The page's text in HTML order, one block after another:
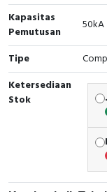
Contact Block
Kapasitas
Pemutusan
50kA
Tipe
Ketersediaan
Stok